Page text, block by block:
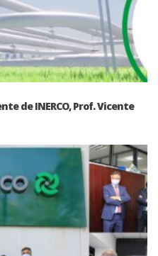
de INERCO, Prof. Vicente